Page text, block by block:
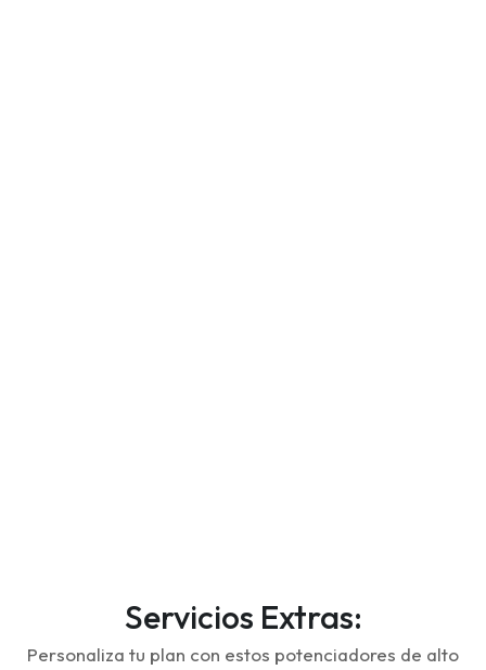
Servicios Extras:
Personaliza tu plan con estos potenciadores de alto